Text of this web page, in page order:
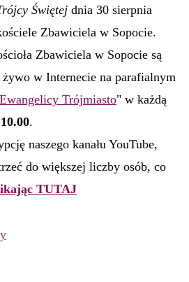
Świętej dnia 30 sierpnia
Zbawiciela w Sopocie.
Zbawiciela w Sopocie są
żywo w Internecie na parafialnym
Ewangelicy Trójmiasto" w każdą
.
naszego kanału YouTube,
do większej liczby osób, co
TUTAJ